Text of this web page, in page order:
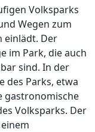
Volksparks
Wegen zum
einlädt. Der
im Park, die auch
sind. In der
des Parks, etwa
gastronomische
Volksparks. Der